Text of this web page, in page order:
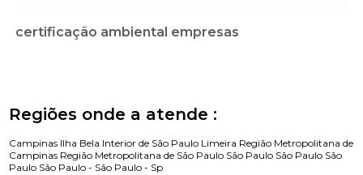
certificação ambiental empresas
Regiões onde a atende :
Campinas Ilha Bela Interior de São Paulo Limeira Região Metropolitana de
Campinas Região Metropolitana de São Paulo São Paulo São Paulo São
Paulo São Paulo - São Paulo - Sp